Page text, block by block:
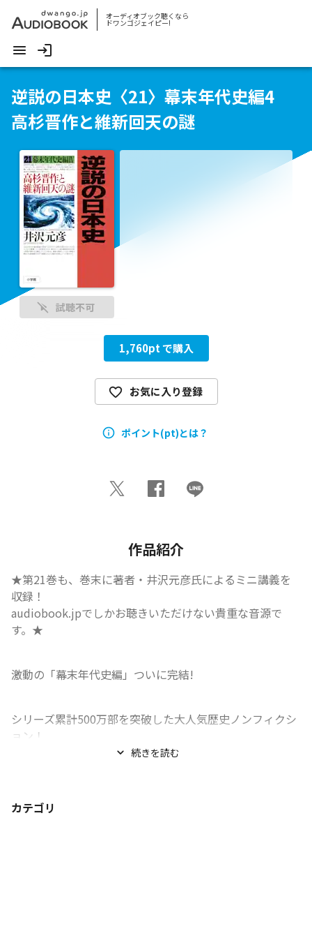
オーディオブック聴くなら
ドワンゴジェイピー!
逆説の日本史〈21〉幕末年代史編4
高杉晋作と維新回天の謎
試聴不可
1,760pt で購入
お気に入り登録
ポイント(pt)とは？
作品紹介
★第21巻も、巻末に著者・井沢元彦氏によるミニ講義を
収録！
audiobook.jpでしかお聴きいただけない貴重な音源で
す。★
激動の「幕末年代史編」ついに完結!
シリーズ累計500万部を突破した大人気歴史ノンフィクシ
ョン！
続きを読む
カテゴリ